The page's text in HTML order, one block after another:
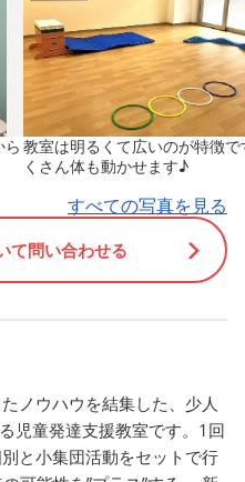
園のお子様も多数お預か
ており、「地域の児童発
援施設」として成長して
ました。 今年度からは
ーシャルスキルトレーニ
（ＳＳＴ）を強化し、送
ある枠の数を増やし、い
う利用しやすくなったと
声をいただいております
療育を始めようと思っ
る方、現在、療育施設に
ておられている方で、ア
シエアカデミープラス都
の説明会にご参加くださ
午前の部も午後の部も
教室は明るくて広いのが特徴で
くさん体も動かせます♪
すべての写真を見る
て問い合わせる
ノウハウを結集した、少人
児童発達支援教室です。1回
と小集団活動をセットで行